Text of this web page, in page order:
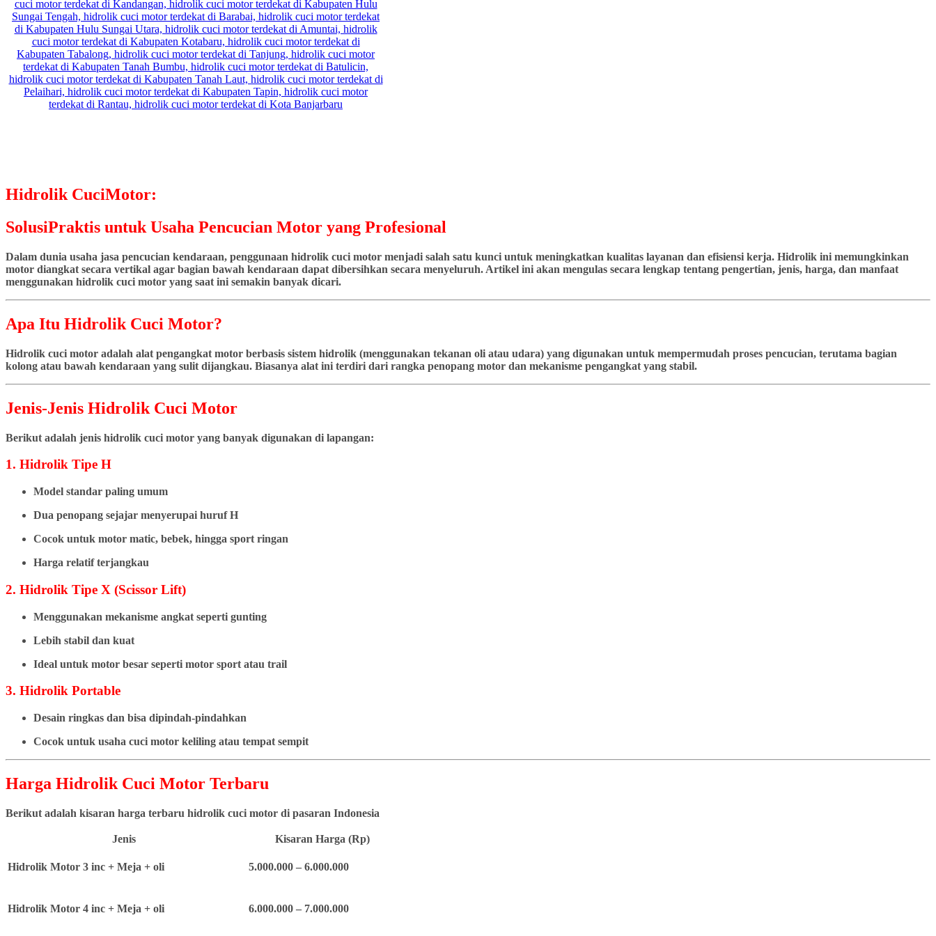
Hidrolik CuciMotor:
SolusiPraktis untuk Usaha Pencucian Motor yang Profesional
Dalam dunia usaha jasa pencucian kendaraan, penggunaan hidrolik cuci motor menjadi salah satu kunci untuk meningkatkan kualitas layanan dan efisiensi kerja. Hidrolik ini memungkinkan
motor diangkat secara vertikal agar bagian bawah kendaraan dapat dibersihkan secara menyeluruh. Artikel ini akan mengulas secara lengkap tentang pengertian, jenis, harga, dan manfaat
menggunakan hidrolik cuci motor yang saat ini semakin banyak dicari.
Apa Itu Hidrolik Cuci Motor?
Hidrolik cuci motor adalah alat pengangkat motor berbasis sistem hidrolik (menggunakan tekanan oli atau udara) yang digunakan untuk mempermudah proses pencucian, terutama bagian
kolong atau bawah kendaraan yang sulit dijangkau. Biasanya alat ini terdiri dari rangka penopang motor dan mekanisme pengangkat yang stabil.
Jenis-Jenis Hidrolik Cuci Motor
Berikut adalah jenis hidrolik cuci motor yang banyak digunakan di lapangan:
1. Hidrolik Tipe H
Model standar paling umum
Dua penopang sejajar menyerupai huruf H
Cocok untuk motor matic, bebek, hingga sport ringan
Harga relatif terjangkau
2. Hidrolik Tipe X (Scissor Lift)
Menggunakan mekanisme angkat seperti gunting
Lebih stabil dan kuat
Ideal untuk motor besar seperti motor sport atau trail
3. Hidrolik Portable
Desain ringkas dan bisa dipindah-pindahkan
Cocok untuk usaha cuci motor keliling atau tempat sempit
Harga Hidrolik Cuci Motor Terbaru
Berikut adalah kisaran harga terbaru hidrolik cuci motor di pasaran Indonesia
Jenis Kisaran Harga (Rp)
Hidrolik Motor 3 inc + Meja + oli 5.000.000 – 6.000.000
Hidrolik Motor 4 inc + Meja + oli 6.000.000 – 7.000.000